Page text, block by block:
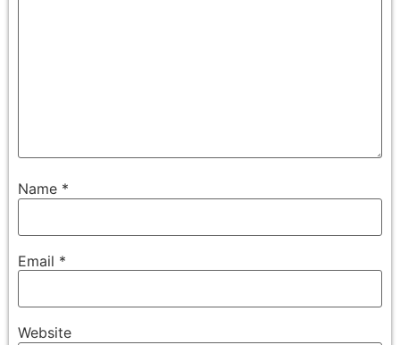
Name *
Email *
Website